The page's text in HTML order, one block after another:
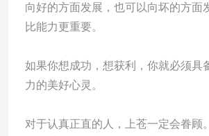
向好的方面发展，也可以向坏的方面
比能力更重要。
如果你想成功，想获利，你就必须具
力的美好心灵。
对于认真正直的人，上苍一定会眷顾